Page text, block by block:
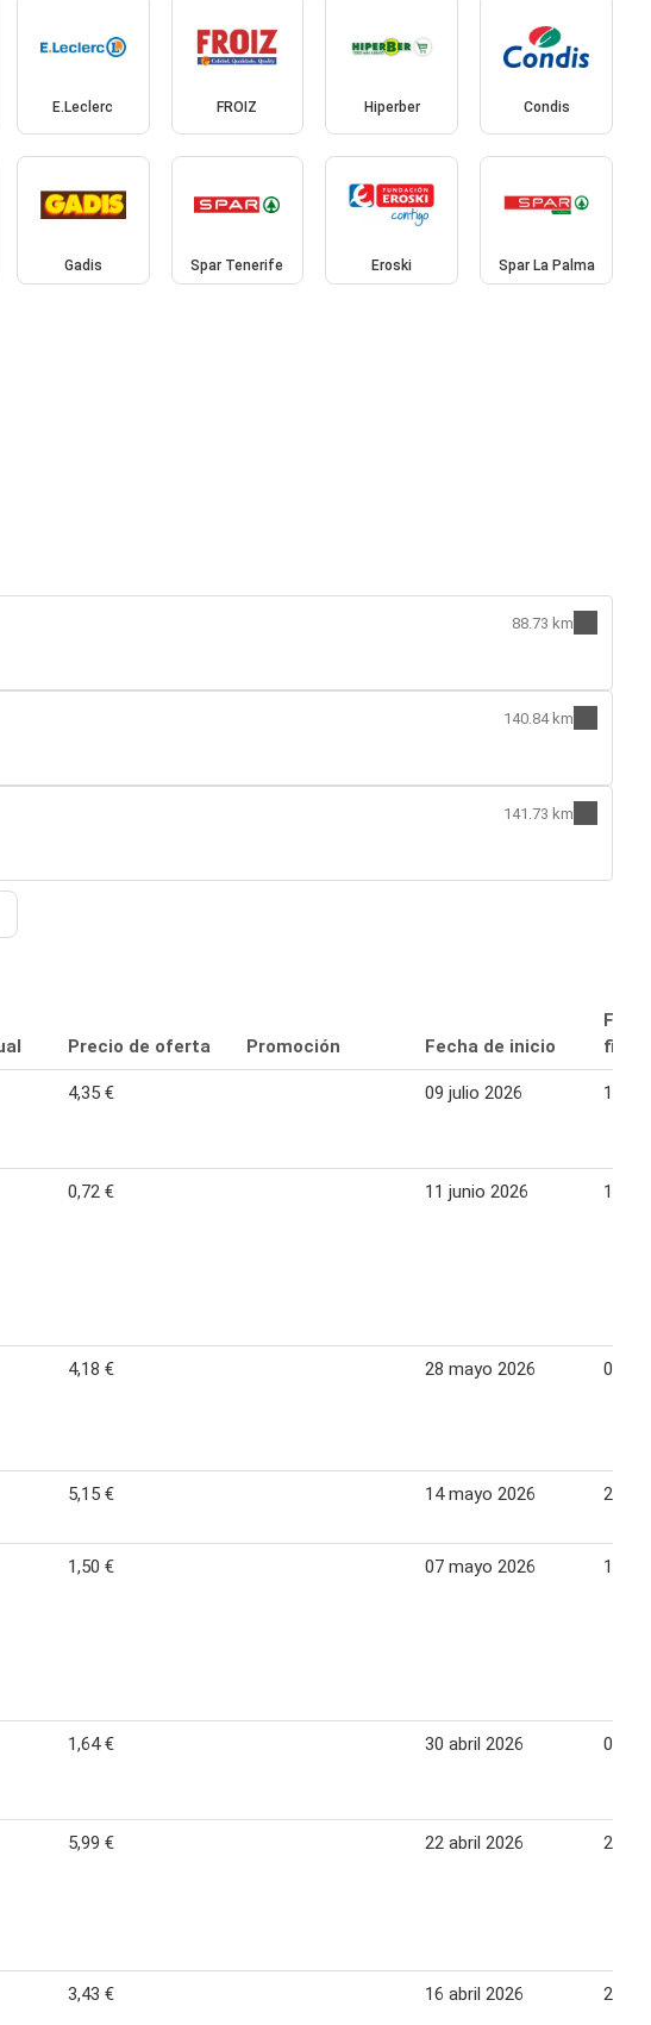
E.Leclerc FROIZ Hiperber Condis
Gadis Spar Tenerife Eroski Spar La Palma
88.73 km
140.84 km
141.73 km
Precio de oferta Promoción Fecha de inicio
4,35 € 09 julio 2026 15
0,72 € 11 junio 2026 17
4,18 € 28 mayo 2026 03
5,15 € 14 mayo 2026 20
1,50 € 07 mayo 2026 13
1,64 € 30 abril 2026 06
5,99 € 22 abril 2026 29
3,43 € 16 abril 2026 21